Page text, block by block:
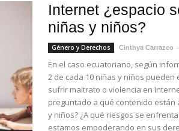
Internet ¿espacio
niñas y niños?
Género y Derechos Cinthya Carrazco -
En el caso ecuatoriano, según
2 de cada 10 niñas y niños pueden
sufrir maltrato o violencia en
preguntado a qué contenido están
y niños? ¿A qué riesgos se
estamos empoderando en sus